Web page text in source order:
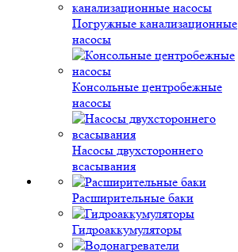
Погружные канализационные
насосы
Консольные центробежные
насосы
Насосы двухстороннего
всасывания
Расширительные баки
Гидроаккумуляторы